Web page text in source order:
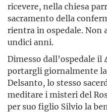
ricevere, nella chiesa
sacramento della
rientra in ospedale. Non
undici anni.
Dimesso dall’ospedale il
portargli giornalmente
Delsanto, lo stesso
meditare i misteri del
per suo figlio Silvio la